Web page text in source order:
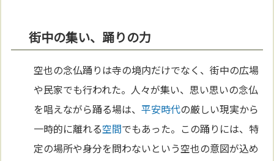
街中の集い、踊りの力
空也の念仏踊りは寺の境内だけでなく、街中の広場
や民家でも行われた。人々が集い、思い思いの念仏
を唱えながら踊る場は、平安時代の厳しい現実から
一時的に離れる空間でもあった。この踊りには、特
定の場所や身分を問わないという空也の意図が込め